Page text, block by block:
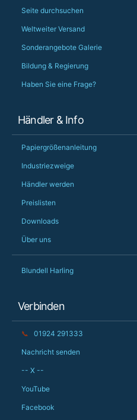
Seite durchsuchen
Weltweiter Versand
Sonderangebote Galerie
Bildung & Regierung
Haben Sie eine Frage?
Händler & Info
Papiergrößenanleitung
Industriezweige
Händler werden
Preislisten
Downloads
Über uns
Blundell Harling
Verbinden
📞 01924 291333
Nachricht senden
-- X --
YouTube
Facebook